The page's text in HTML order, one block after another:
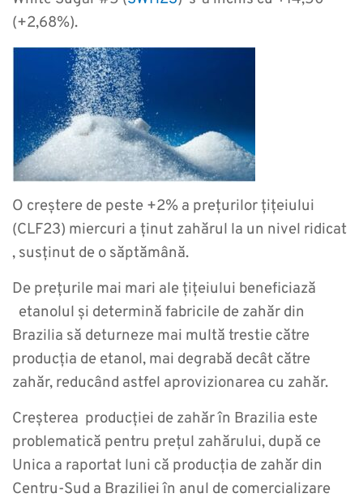
(+2,68%).
O creștere de peste +2% a prețurilor țițeiului
(CLF23) miercuri a ținut zahărul la un nivel ridicat
, susținut de o săptămână.
De prețurile mai mari ale țițeiului beneficiază
etanolul și determină fabricile de zahăr din
Brazilia să deturneze mai multă trestie către
producția de etanol, mai degrabă decât către
zahăr, reducând astfel aprovizionarea cu zahăr.
Creșterea producției de zahăr în Brazilia este
problematică pentru prețul zahărului, după ce
Unica a raportat luni că producția de zahăr din
Centru-Sud a Braziliei în anul de comercializare